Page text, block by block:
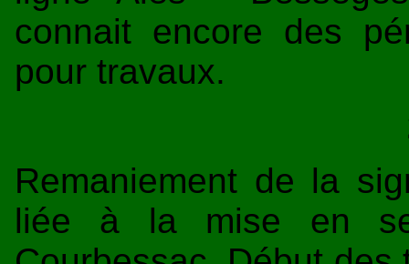
connait encore des
pour travaux.
Remaniement de la
liée à la mise en